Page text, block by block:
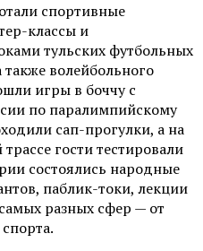
спортивные
классы и
тульских футбольных
волейбольного
игры в боччу с
по паралимпийскому
сап-прогулки, а на
гости тестировали
состоялись народные
паблик-токи, лекции
разных сфер — от